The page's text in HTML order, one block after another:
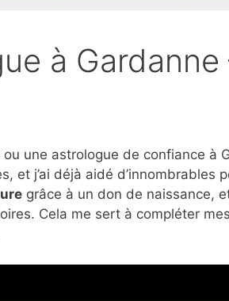
à Gardanne
une astrologue de confiance à
et j’ai déjà aidé d’innombrables
grâce à un don de naissance,
Cela me sert à compléter